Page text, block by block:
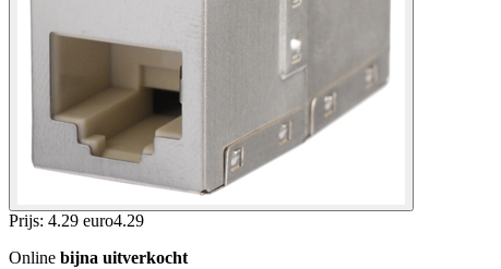
Prijs: 4.29 euro4.29
Online bijna uitverkocht